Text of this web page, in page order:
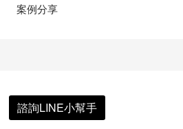
案例分享
諮詢LINE小幫手